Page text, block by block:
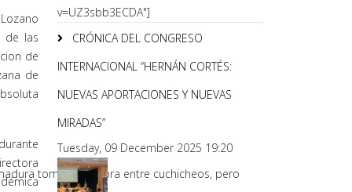
tomó la palabra entre cuchicheos, pero
de las
de
de
v=UZ3sbb3ECDA"]
CRÓNICA DEL CONGRESO
INTERNACIONAL “HERNÁN CORTÉS:
NUEVAS APORTACIONES Y NUEVAS
MIRADAS”
Tuesday, 09 December 2025 19:20